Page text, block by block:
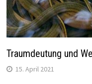
Traumdeutung und
15. April 2021